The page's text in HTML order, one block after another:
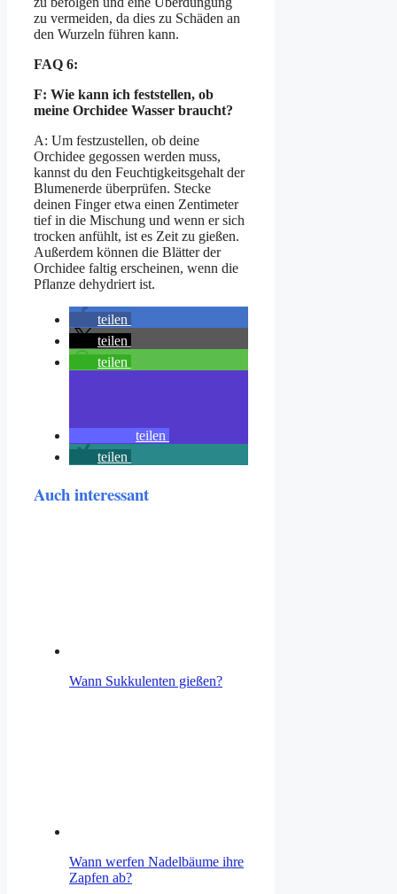
zu vermeiden, da dies zu Schäden an
den Wurzeln führen kann.
FAQ 6:
F: Wie kann ich feststellen, ob
meine Orchidee Wasser braucht?
A: Um festzustellen, ob deine
Orchidee gegossen werden muss,
kannst du den Feuchtigkeitsgehalt der
Blumenerde überprüfen. Stecke
deinen Finger etwa einen Zentimeter
tief in die Mischung und wenn er sich
trocken anfühlt, ist es Zeit zu gießen.
Außerdem können die Blätter der
Orchidee faltig erscheinen, wenn die
Pflanze dehydriert ist.
teilen
teilen
teilen
teilen
teilen
Auch interessant
Wann Sukkulenten gießen?
Wann werfen Nadelbäume ihre
Zapfen ab?